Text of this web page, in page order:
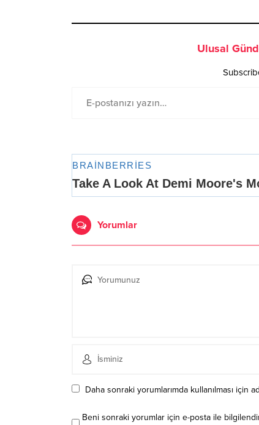
Ulusal
Yorumlar
Daha sonraki yorumlarımda kullanılması için
Beni sonraki yorumlar için e-posta ile